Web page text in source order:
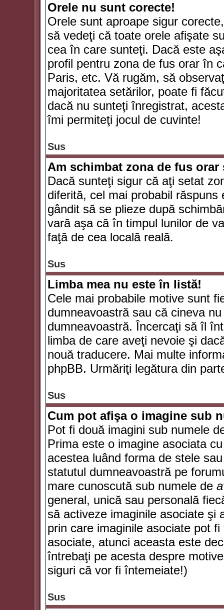
Orele nu sunt corecte!
Orele sunt aproape sigur
să vedeţi că toate orele afişate
cea în care sunteţi. Dacă este
profil pentru zona de fus orar în
Paris, etc. Vă rugăm, să
majoritatea setărilor, poate fi
dacă nu sunteţi înregistrat,
îmi permiteţi jocul de cuvinte!
Sus
Am schimbat zona de fus
Dacă sunteţi sigur că aţi setat
diferită, cel mai probabil
gândit să se plieze după
vară aşa că în timpul lunilor de
faţă de cea locală reală.
Sus
Limba mea nu este în listă!
Cele mai probabile motive sunt
dumneavoastră sau că cineva
dumneavoastră. Încercaţi să îl
limba de care aveţi nevoie şi
nouă traducere. Mai multe
phpBB. Urmăriţi legătura din
Sus
Cum pot afişa o imagine sub
Pot fi două imagini sub numele
Prima este o imagine asociata
acestea luând forma de stele
statutul dumneavoastră pe
mare cunoscută sub numele de
general, unică sau personală
să activeze imaginile asociate şi
prin care imaginile asociate pot
asociate, atunci aceasta este
întrebaţi pe acesta despre
siguri că vor fi întemeiate!)
Sus